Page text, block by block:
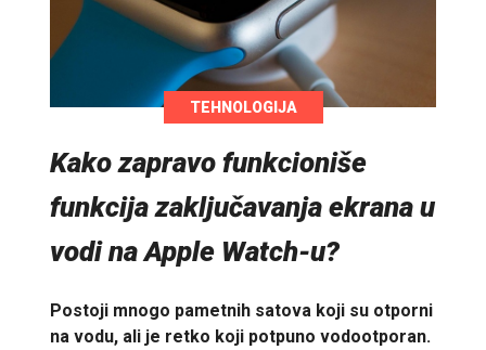
TEHNOLOGIJA
Kako zapravo funkcioniše
funkcija zaključavanja ekrana u
vodi na Apple Watch-u?
Postoji mnogo pametnih satova koji su otporni
na vodu, ali je retko koji potpuno vodootporan.